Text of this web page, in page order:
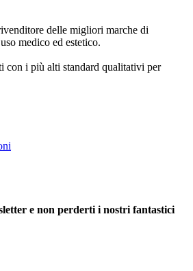
delle migliori marche di
medico ed estetico.
con i più alti standard qualitativi per
e non perderti i nostri fantastici